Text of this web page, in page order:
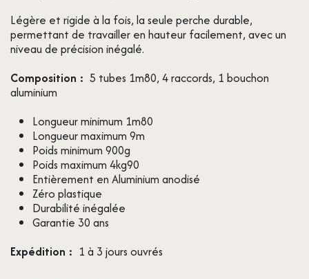
Légère et rigide à la fois, la seule perche durable,
permettant de travailler en hauteur facilement, avec un
niveau de précision inégalé.
Composition : 5 tubes 1m80, 4 raccords, 1 bouchon
aluminium
Longueur minimum 1m80
Longueur maximum 9m
Poids minimum 900g
Poids maximum 4kg90
Entièrement en Aluminium anodisé
Zéro plastique
Durabilité inégalée
Garantie 30 ans
Expédition : 1 à 3 jours ouvrés